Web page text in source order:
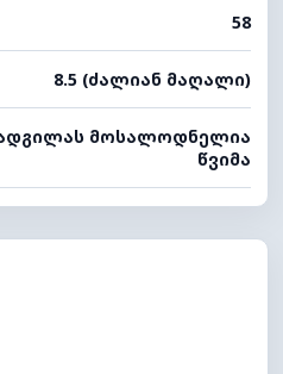
58
8.5 (ძალიან მაღალი)
მოსალოდნელია
წვიმა